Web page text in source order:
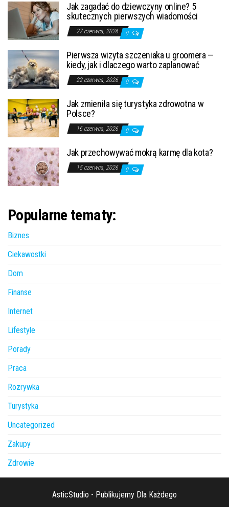
Jak zagadać do dziewczyny online? 5
skutecznych pierwszych wiadomości
27 czerwca, 2026 0
Pierwsza wizyta szczeniaka u groomera —
kiedy, jak i dlaczego warto zaplanować
22 czerwca, 2026 0
Jak zmieniła się turystyka zdrowotna w
Polsce?
16 czerwca, 2026 0
Jak przechowywać mokrą karmę dla kota?
15 czerwca, 2026 0
Popularne tematy:
Biznes
Ciekawostki
Dom
Finanse
Internet
Lifestyle
Porady
Praca
Rozrywka
Turystyka
Uncategorized
Zakupy
Zdrowie
AsticStudio - Publikujemy Dla Każdego